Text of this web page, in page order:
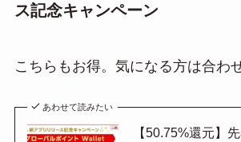
ス記念キャンペーン
こちらもお得。気になる方は合わ
あわせて読みたい
【50.75%還元】